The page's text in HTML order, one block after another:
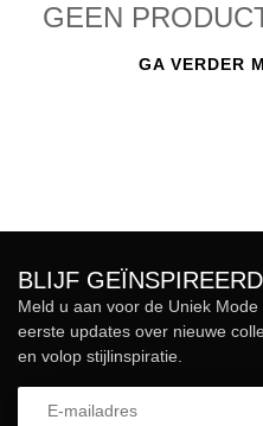
GEEN
GA VERDER
BLIJF GEÏNSPIREERD
Meld u aan voor de Uniek
eerste updates over nieuwe
en volop stijlinspiratie.